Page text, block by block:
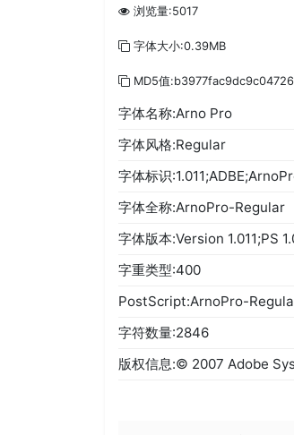
浏览量:5017
字体大小:0.39MB
MD5值
字体名称:Arno Pro
字体风格:Regular
字体标识
字体全称:ArnoPro-Regular
字体版本:Version 1.011;PS
字重类型:400
PostScript:ArnoPro-
字符数量:2846
版权信息:© 2007 Adobe